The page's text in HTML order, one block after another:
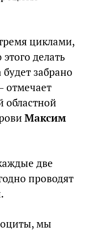
циклами,
делать
будет забрано
отмечает
областной
Максим
две
проводят
мы